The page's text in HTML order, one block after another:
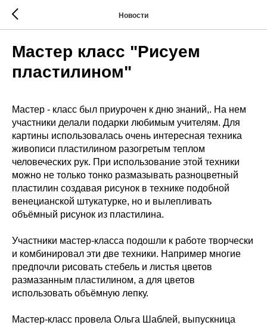
Новости
Мастер класс "Рисуем
пластилином"
Мастер - класс был приурочен к дню знаний,. На нем
участники делали подарки любимым учителям. Для
картины использовалась очень интересная техника
живописи пластилином разогретым теплом
человеческих рук. При использование этой техники
можно не только тонко размазывать разноцветный
пластилин создавая рисунок в технике подобной
венецианской штукатурке, но и вылепливать
объёмный рисунок из пластилина.
Участники мастер-класса подошли к работе творчески
и комбинировал эти две техники. Например многие
предпочли рисовать стебель и листья цветов
размазанным пластилином, а для цветов
использовать объёмную лепку.
Мастер-класс провела Ольга Шаблей, выпускница